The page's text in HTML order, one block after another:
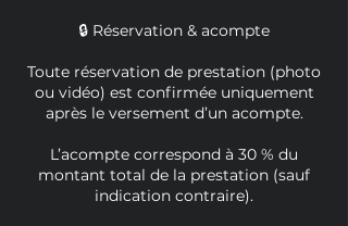
🔒 Réservation & acompte
Toute réservation de prestation (photo
ou vidéo) est confirmée uniquement
après le versement d’un acompte.
L’acompte correspond à 30 % du
montant total de la prestation (sauf
indication contraire).